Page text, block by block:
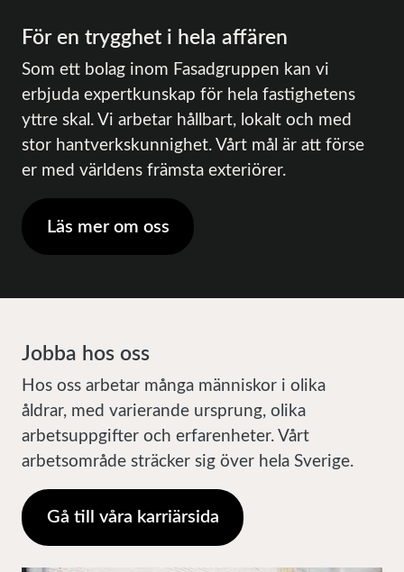
För en trygghet i hela affären
Som ett bolag inom Fasadgruppen kan vi
erbjuda expertkunskap för hela fastighetens
yttre skal. Vi arbetar hållbart, lokalt och med
stor hantverkskunnighet. Vårt mål är att förse
er med världens främsta exteriörer.
Läs mer om oss
Jobba hos oss
Hos oss arbetar många människor i olika
åldrar, med varierande ursprung, olika
arbetsuppgifter och erfarenheter. Vårt
arbetsområde sträcker sig över hela Sverige.
Gå till våra karriärsida